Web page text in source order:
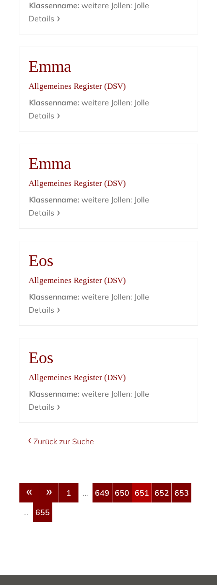
Klassenname: weitere Jollen: Jolle
Details
Emma
Allgemeines Register (DSV)
Klassenname: weitere Jollen: Jolle
Details
Emma
Allgemeines Register (DSV)
Klassenname: weitere Jollen: Jolle
Details
Eos
Allgemeines Register (DSV)
Klassenname: weitere Jollen: Jolle
Details
Eos
Allgemeines Register (DSV)
Klassenname: weitere Jollen: Jolle
Details
Zurück zur Suche
« » 1 … 649 650 651 652
653
…
655